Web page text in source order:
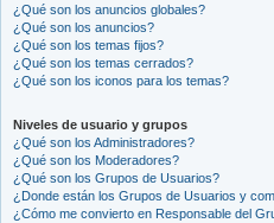
¿Qué son los anuncios globales?
¿Qué son los anuncios?
¿Qué son los temas fijos?
¿Qué son los temas cerrados?
¿Qué son los iconos para los temas?
Niveles de usuario y grupos
¿Qué son los Administradores?
¿Qué son los Moderadores?
¿Qué son los Grupos de Usuarios?
¿Donde están los Grupos de Usuarios y
¿Cómo me convierto en Responsable del